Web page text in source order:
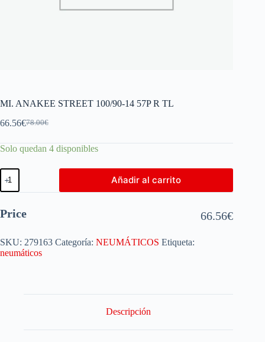
MI. ANAKEE STREET 100/90-14 57P R TL
78.00€
66.56€
Solo quedan 4 disponibles
Añadir al carrito
Price 66.56€
SKU: 279163 Categoría: NEUMÁTICOS Etiqueta:
neumáticos
Descripción